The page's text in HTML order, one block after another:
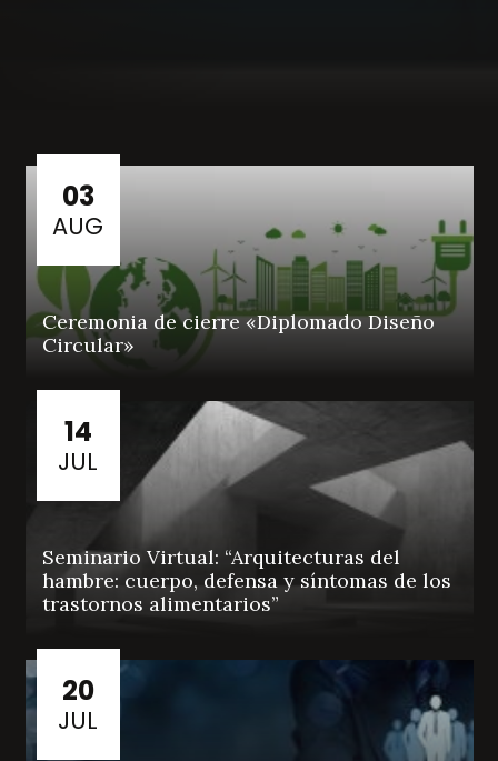
03
AUG
Ceremonia de cierre «Diplomado Diseño
Circular»
14
JUL
Seminario Virtual: “Arquitecturas del
hambre: cuerpo, defensa y síntomas de los
trastornos alimentarios”
20
JUL